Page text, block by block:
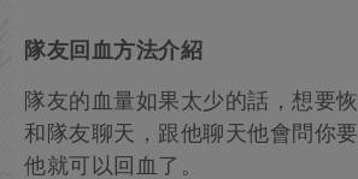
隊友回血方法介紹
隊友的血量如果太少的話，想要
和隊友聊天，跟他聊天他會問你
他就可以回血了。